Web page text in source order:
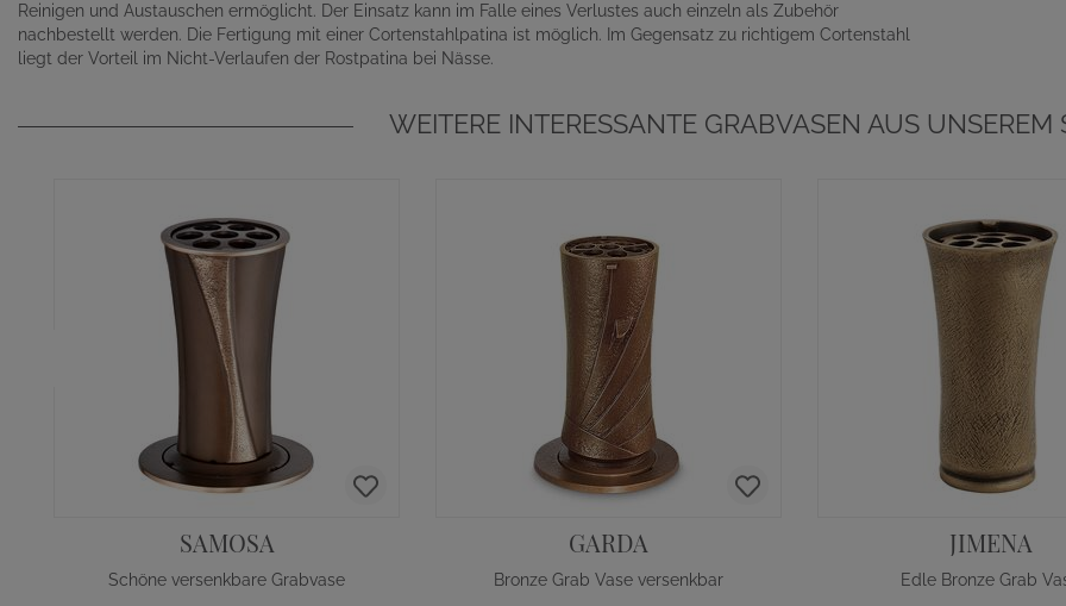
Reinigen und Austauschen ermöglicht. Der Einsatz kann im Falle eines Verlustes auch einzeln als Zubehör
nachbestellt werden. Die Fertigung mit einer Cortenstahlpatina ist möglich. Im Gegensatz zu richtigem Cortenstahl
liegt der Vorteil im Nicht-Verlaufen der Rostpatina bei Nässe.
WEITERE INTERESSANTE GRABVASEN AUS UNSEREM
SAMOSA
Schöne versenkbare Grabvase
GARDA
Bronze Grab Vase versenkbar
JIMENA
Edle Bronze Grab